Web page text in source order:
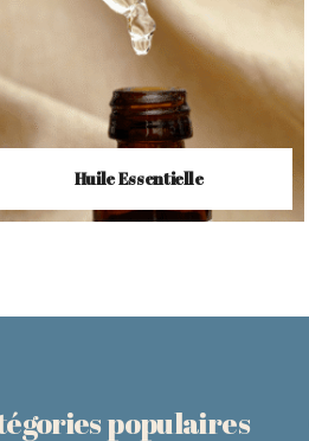
Huile Essentielle
populaires